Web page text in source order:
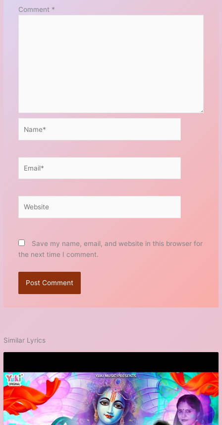
Comment *
Save my name, email, and website in this browser for
the next time I comment.
Similar Lyrics